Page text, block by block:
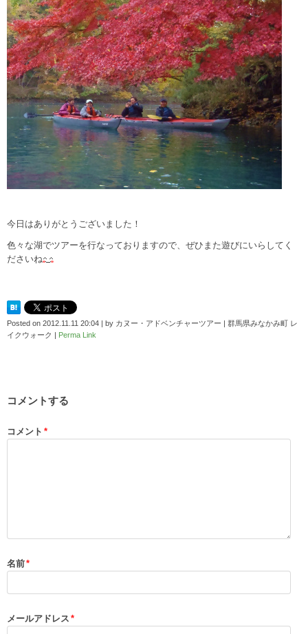
今日はありがとうございました！
色々な湖でツアーを行なっておりますので、ぜひまた遊びにいらしてく
ださいね
Posted on 2012.11.11 20:04 | by カヌー・アドベンチャーツアー | 群馬県みなかみ町 レ
イクウォーク | Perma Link
コメントする
コメント *
名前*
メールアドレス *